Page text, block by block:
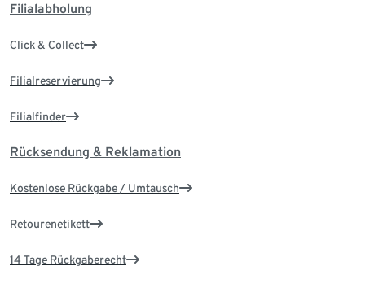
Filialabholung
Click & Collect
Filialreservierung
Filialfinder
Rücksendung & Reklamation
Kostenlose Rückgabe / Umtausch
Retourenetikett
14 Tage Rückgaberecht